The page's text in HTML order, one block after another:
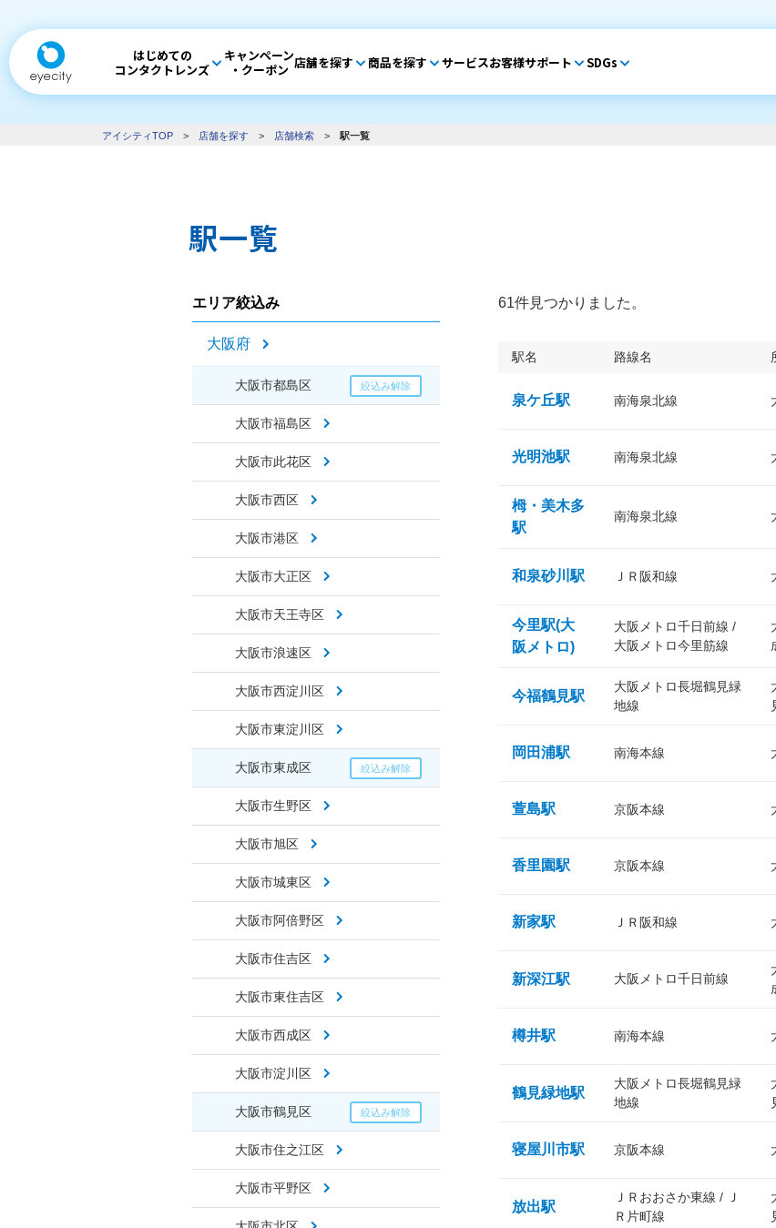
はじめての
コンタクトレンズ
キャンペーン
・クーポン 店舗を探す 商品を探す サービスお客様サポート SDGs
アイシティTOP > 店舗を探す > 店舗検索 > 駅一覧
駅一覧
エリア絞込み
大阪府
大阪市都島区
大阪市福島区
大阪市此花区
大阪市西区
大阪市港区
大阪市大正区
大阪市天王寺区
大阪市浪速区
大阪市西淀川区
大阪市東淀川区
大阪市東成区
大阪市生野区
大阪市旭区
大阪市城東区
大阪市阿倍野区
大阪市住吉区
大阪市東住吉区
大阪市西成区
大阪市淀川区
大阪市鶴見区
大阪市住之江区
大阪市平野区
61件見つかりました。
駅名 路線名
泉ケ丘駅 南海泉北線
光明池駅 南海泉北線
栂・美木多
駅
南海泉北線
和泉砂川駅 ＪＲ阪和線
今里駅(大
阪メトロ)
大阪メトロ千日前線 /
大阪メトロ今里筋線
今福鶴見駅
大阪メトロ長堀鶴見緑
地線
岡田浦駅 南海本線
萱島駅 京阪本線
香里園駅 京阪本線
新家駅 ＪＲ阪和線
新深江駅 大阪メトロ千日前線
樽井駅 南海本線
鶴見緑地駅
大阪メトロ長堀鶴見緑
地線
寝屋川市駅 京阪本線
放出駅
ＪＲおおさか東線 / Ｊ
Ｒ片町線